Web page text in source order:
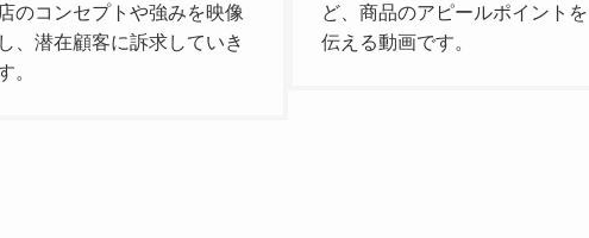
のコンセプトや強みを映像
、潜在顧客に訴求していき
。
ど、商品のアピールポイントを
伝える動画です。